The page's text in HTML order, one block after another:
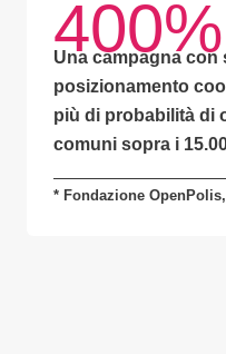
400%
Una campagna con
posizionamento
più di probabilità di
comuni sopra i
* Fondazione